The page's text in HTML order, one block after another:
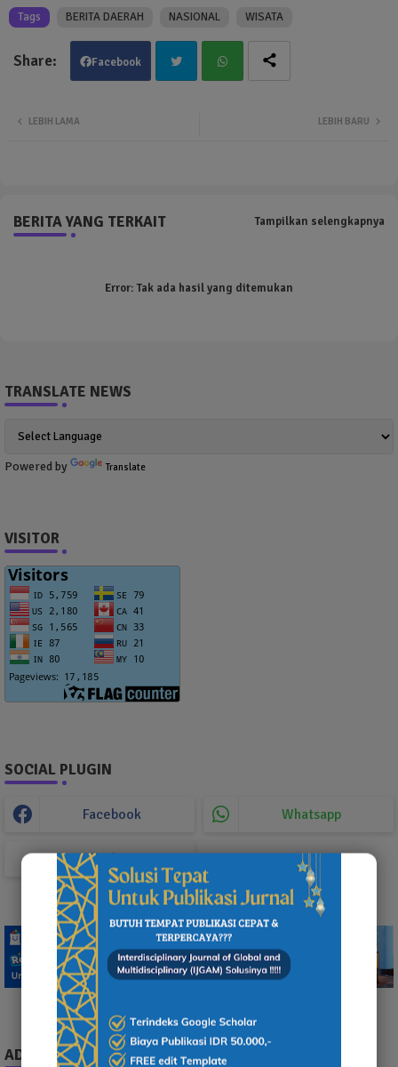
Tags BERITA DAERAH NASIONAL WISATA
Facebook
LEBIH BARU
LEBIH LAMA
BERITA YANG TERKAIT Tampilkan selengkapnya
Error:Tak ada hasil yang ditemukan
TRANSLATE NEWS
Powered by Translate
VISITOR
SOCIAL PLUGIN
Facebook Whatsapp
TikTok
ADS